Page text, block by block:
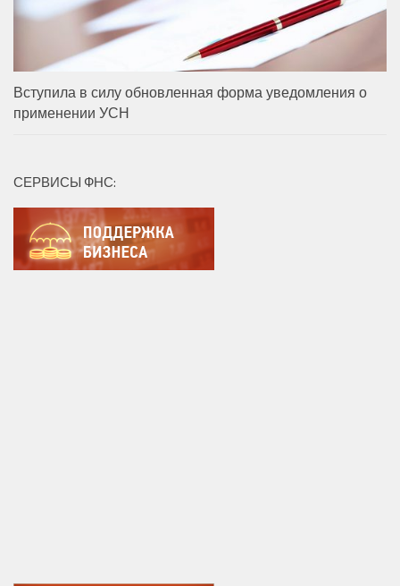
Вступила в силу обновленная форма уведомления о
применении УСН
СЕРВИСЫ ФНС: